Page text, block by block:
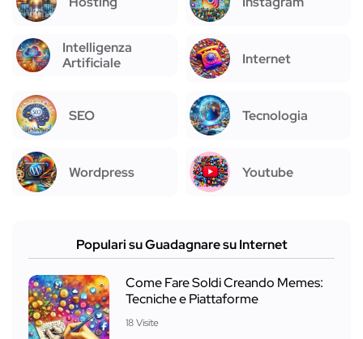
Intelligenza
Artificiale
Internet
SEO Tecnologia
Wordpress Youtube
Populari su Guadagnare su Internet
Come Fare Soldi Creando Memes:
Tecniche e Piattaforme
18 Visite